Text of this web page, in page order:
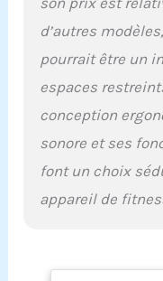
d’autres
pourrait être un
espaces
conception
sonore et ses
font un choix
appareil de